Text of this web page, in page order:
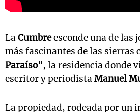
LaCumbreesconde una de las
más fascinantes de las sierras
Paraíso", la residencia donde
escritor y periodistaManuel
La propiedad, rodeada por un